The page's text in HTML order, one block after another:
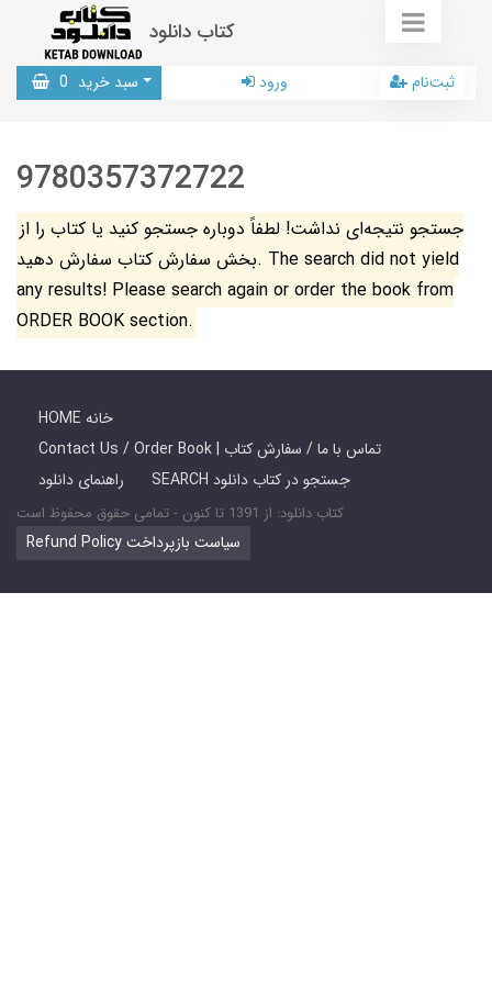
کتاب دانلود
سبد خرید 0 ورود ثبت‌نام
9780357372722
جستجو نتیجه‌ای نداشت! لطفاً دوباره جستجو کنید یا کتاب را از
بخش سفارش کتاب سفارش دهید. The search did not yield
any results! Please search again or order the book from
ORDER BOOK section.
HOME خانه
Contact Us / Order Book | تماس با ما / سفارش کتاب
راهنمای دانلود
SEARCH جستجو در کتاب دانلود
کتاب دانلود: از 1391 تا کنون - تمامی حقوق محفوظ است
Refund Policy سیاست بازپرداخت